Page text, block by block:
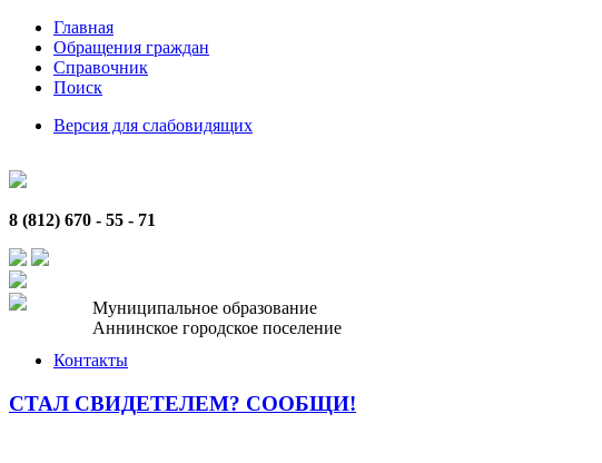
Главная
Обращения граждан
Справочник
Поиск
Версия для слабовидящих
8 (812) 670 - 55 - 71
Муниципальное образование
Аннинское городское поселение
Контакты
СТАЛ СВИДЕТЕЛЕМ? СООБЩИ!